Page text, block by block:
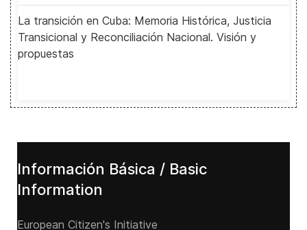
La transición en Cuba: Memoria Histórica, Justicia
Transicional y Reconciliación Nacional. Visión y
propuestas
Información Básica / Basic
Information
European Citizen's Initiative